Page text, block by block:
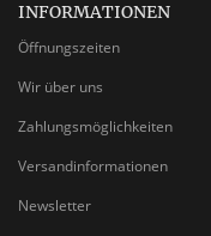
INFORMATIONEN
Öffnungszeiten
Wir über uns
Zahlungsmöglichkeiten
Versandinformationen
Newsletter